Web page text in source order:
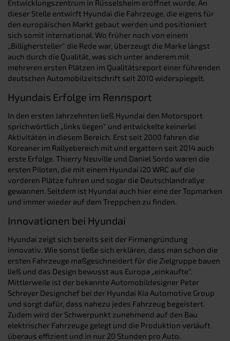
Entwicklungszentrum in Rüsselsheim eröffnet wurde. An
dieser Stelle entwirft Hyundai die Fahrzeuge, die eigens für
den europäischen Markt gebaut werden und positioniert
sich somit international. Wo früher noch von einem
„Billighersteller“ die Rede war, überzeugt die Marke längst
auch durch die Qualität, was sich unter anderem mit
mehreren ersten Plätzen im Qualitätsreport einer führenden
deutschen Automobilzeitschrift seit 2010 widerspiegelt.
Hyundais Erfolge im Rennsport
In den ersten Jahrzehnten ließ Hyundai den Motorsport
sprichwörtlich „links liegen“ und entwickelte keinerlei
Aktivitäten in diesem Bereich. Erst seit 2000 fahren die
Koreaner im Rallyebereich mit und ergattern seit 2014 auch
erste Erfolge. Thierry Neuville und Daniel Sordo waren die
ersten Piloten, die mit einem Hyundai i20 WRC auf die
vorderen Plätze fuhren und sogar die Deutschlandrallye
gewannen. Seitdem ist Hyundai auch hier eine der Topmarken
und immer wieder auf dem Treppchen zu finden.
Innovationen bei Hyundai
Hyundai zeigt sich bereits seit der Firmengründung
innovativ. Wie sonst ließe sich erklären, dass man schon die
ersten Fahrzeuge maßgeschneidert für die Zielgruppe bauen
ließ und das Design bewusst aus Europa „einkaufte“.
Mittlerweile ist der bekannte Automobildesigner Peter
Schreyer Designchef bei der Hyundai Kia Automotive Group
und sorgt dafür, dass nahezu jedes Fahrzeug begeistert.
Zudem wird der Schwerpunkt zunehmend auf den Bau
elektrischer Fahrzeuge gelegt und die Produktion verläuft
überaus effizient und in nur 20 Stunden pro Auto.